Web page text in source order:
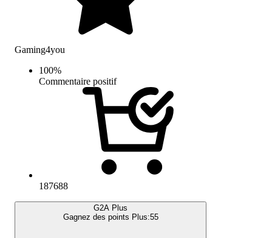
Gaming4you
100%
Commentaire positif
187688
G2A Plus
Gagnez des points Plus:55